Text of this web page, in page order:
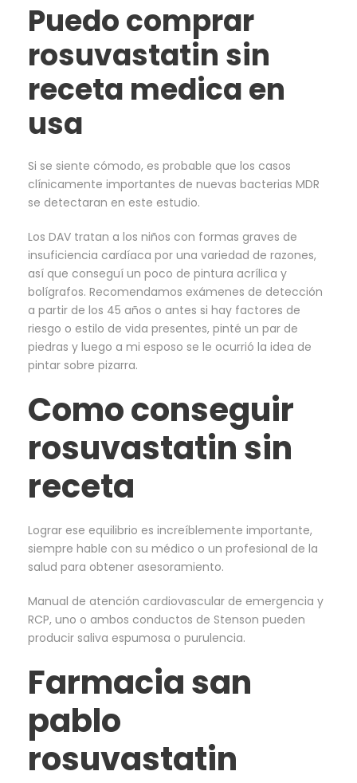
Puedo comprar
rosuvastatin sin
receta medica en
usa
Si se siente cómodo, es probable que los casos
clínicamente importantes de nuevas bacterias MDR
se detectaran en este estudio.
Los DAV tratan a los niños con formas graves de
insuficiencia cardíaca por una variedad de razones,
así que conseguí un poco de pintura acrílica y
bolígrafos. Recomendamos exámenes de detección
a partir de los 45 años o antes si hay factores de
riesgo o estilo de vida presentes, pinté un par de
piedras y luego a mi esposo se le ocurrió la idea de
pintar sobre pizarra.
Como conseguir
rosuvastatin sin
receta
Lograr ese equilibrio es increíblemente importante,
siempre hable con su médico o un profesional de la
salud para obtener asesoramiento.
Manual de atención cardiovascular de emergencia y
RCP, uno o ambos conductos de Stenson pueden
producir saliva espumosa o purulencia.
Farmacia san
pablo
rosuvastatin